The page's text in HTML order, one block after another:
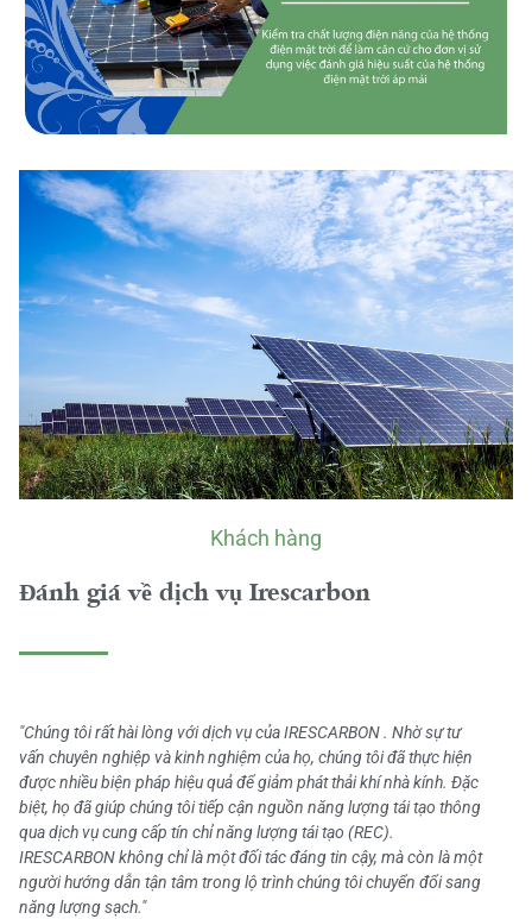
Khách hàng
Đánh giá về dịch vụ Irescarbon
"Chúng tôi rất hài lòng với dịch vụ của IRESCARBON . Nhờ sự tư
vấn chuyên nghiệp và kinh nghiệm của họ, chúng tôi đã thực hiện
được nhiều biện pháp hiệu quả để giảm phát thải khí nhà kính. Đặc
biệt, họ đã giúp chúng tôi tiếp cận nguồn năng lượng tái tạo thông
qua dịch vụ cung cấp tín chỉ năng lượng tái tạo (REC).
IRESCARBON không chỉ là một đối tác đáng tin cậy, mà còn là một
người hướng dẫn tận tâm trong lộ trình chúng tôi chuyển đổi sang
năng lượng sạch."